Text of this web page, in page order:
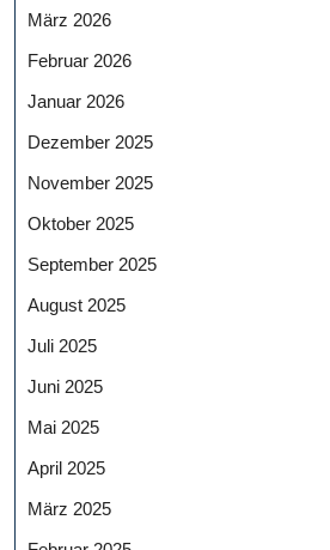
März 2026
Februar 2026
Januar 2026
Dezember 2025
November 2025
Oktober 2025
September 2025
August 2025
Juli 2025
Juni 2025
Mai 2025
April 2025
März 2025